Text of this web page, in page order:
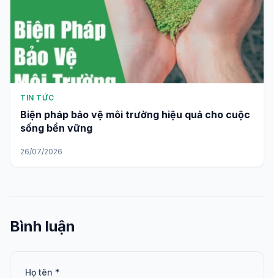
TIN TỨC
Biện pháp bảo vệ môi trường hiệu quả cho cuộc
sống bền vững
26/07/2026
Bình luận
Họ tên *